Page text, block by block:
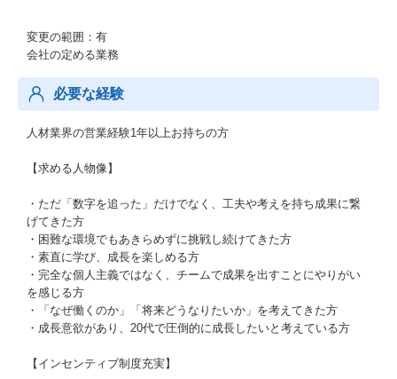
変更の範囲：有
会社の定める業務
必要な経験
人材業界の営業経験1年以上お持ちの方
【求める人物像】
・ただ「数字を追った」だけでなく、工夫や考えを持ち成果に繋
げてきた方
・困難な環境でもあきらめずに挑戦し続けてきた方
・素直に学び、成長を楽しめる方
・完全な個人主義ではなく、チームで成果を出すことにやりがい
を感じる方
・「なぜ働くのか」「将来どうなりたいか」を考えてきた方
・成長意欲があり、20代で圧倒的に成長したいと考えている方
【インセンティブ制度充実】